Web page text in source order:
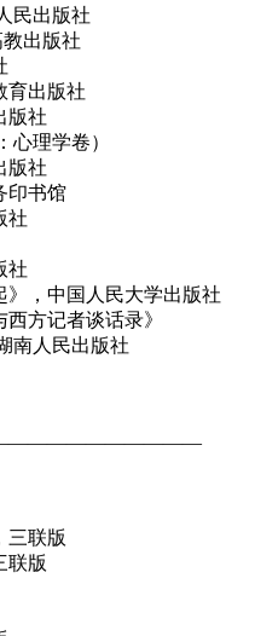
民出版社
出版社
育出版社
版社
理学卷）
版社
印书馆
社
社
》，中国人民大学出版社
方记者谈话录》
南人民出版社
三联版
联版